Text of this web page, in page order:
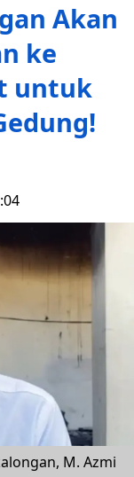
Akan
ke
untuk
M. Azmi